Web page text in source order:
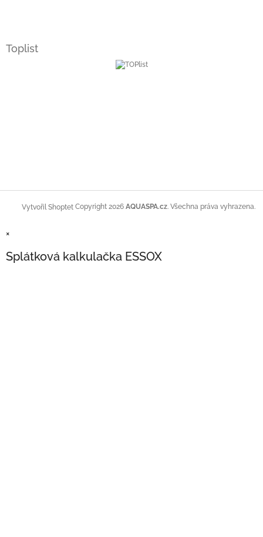
Toplist
Vytvořil Shoptet Copyright 2026 AQUASPA.cz. Všechna práva vyhrazena.
×
Splátková kalkulačka ESSOX